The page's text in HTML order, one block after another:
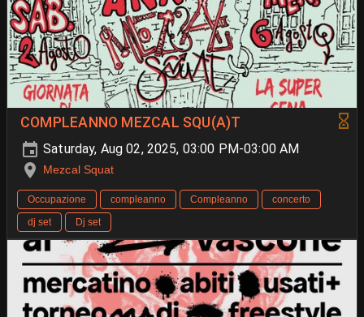
COMPLEANNO MEZCAL SQU(A)T
Saturday, Aug 02, 2025, 03:00 PM-03:00 AM
Mezcal Squat
Occupazione compleanno Compleanno
concerto
dj set
Dj set